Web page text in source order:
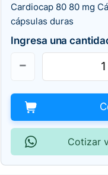
Cardiocap 80 80 mg
cápsulas duras
Ingresa una
Cotizar